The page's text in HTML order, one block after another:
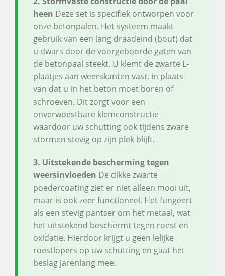
heen Deze set is specifiek ontworpen voor
onze betonpalen. Het systeem maakt
gebruik van een lang draadeind (bout) dat
u dwars door de voorgeboorde gaten van
de betonpaal steekt. U klemt de zwarte L-
plaatjes aan weerskanten vast, in plaats
van dat u in het beton moet boren of
schroeven. Dit zorgt voor een
onverwoestbare klemconstructie
waardoor uw schutting ook tijdens zware
stormen stevig op zijn plek blijft.
3. Uitstekende bescherming tegen
weersinvloeden De dikke zwarte
poedercoating ziet er niet alleen mooi uit,
maar is ook zeer functioneel. Het fungeert
als een stevig pantser om het metaal, wat
het uitstekend beschermt tegen roest en
oxidatie. Hierdoor krijgt u geen lelijke
roestlopers op uw schutting en gaat het
beslag jarenlang mee.